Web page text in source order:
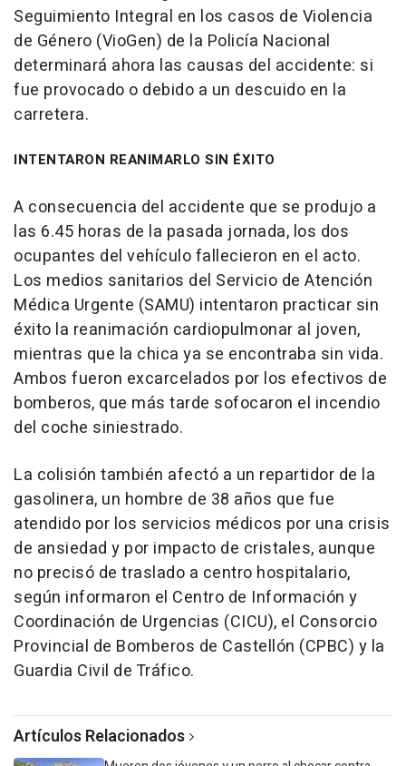
Seguimiento Integral en los casos de Violencia
de Género (VioGen) de la Policía Nacional
determinará ahora las causas del accidente: si
fue provocado o debido a un descuido en la
carretera.
INTENTARON REANIMARLO SIN ÉXITO
A consecuencia del accidente que se produjo a
las 6.45 horas de la pasada jornada, los dos
ocupantes del vehículo fallecieron en el acto.
Los medios sanitarios del Servicio de Atención
Médica Urgente (SAMU) intentaron practicar sin
éxito la reanimación cardiopulmonar al joven,
mientras que la chica ya se encontraba sin vida.
Ambos fueron excarcelados por los efectivos de
bomberos, que más tarde sofocaron el incendio
del coche siniestrado.
La colisión también afectó a un repartidor de la
gasolinera, un hombre de 38 años que fue
atendido por los servicios médicos por una crisis
de ansiedad y por impacto de cristales, aunque
no precisó de traslado a centro hospitalario,
según informaron el Centro de Información y
Coordinación de Urgencias (CICU), el Consorcio
Provincial de Bomberos de Castellón (CPBC) y la
Guardia Civil de Tráfico.
Artículos Relacionados